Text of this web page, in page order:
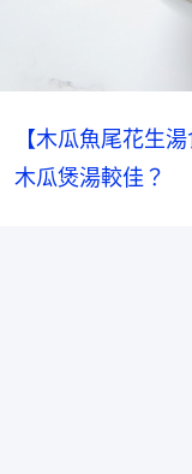
【木瓜魚尾花生
木瓜煲湯較佳？